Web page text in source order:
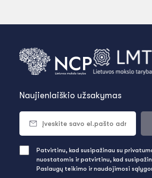
Naujienlaiškio užsakymas
Patvirtinu, kad susipažinau su
nuostatomis ir patvirtinu, kad
Paslaugų teikimo ir naudojimosi